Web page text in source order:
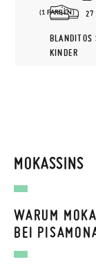
(1 FARBEN) 27
BLANDITOS
KINDER
MOKASSINS
WARUM
BEI